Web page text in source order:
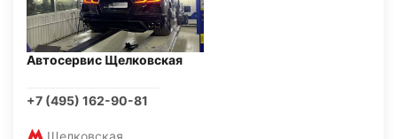
Автосервис Щелковская
+7 (495) 162-90-81
Щелковская